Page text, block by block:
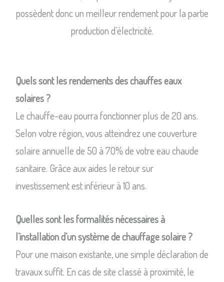
possèdent donc un meilleur rendement pour la partie
production d’électricité.
Quels sont les rendements des chauffes eaux
solaires ?
Le chauffe-eau pourra fonctionner plus de 20 ans.
Selon votre région, vous atteindrez une couverture
solaire annuelle de 50 à 70% de votre eau chaude
sanitaire. Grâce aux aides le retour sur
investissement est inférieur à 10 ans.
Quelles sont les formalités nécessaires à
l’installation d’un système de chauffage solaire ?
Pour une maison existante, une simple déclaration de
travaux suffit. En cas de site classé à proximité, le